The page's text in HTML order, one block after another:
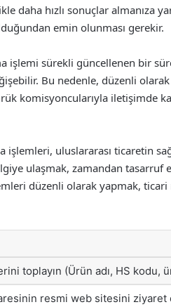
daha hızlı sonuçlar almanıza
emin olunması gerekir.
işlemi sürekli güncellenen bir
Bu nedenle, düzenli
komisyoncularıyla iletişimde
uluslararası ticaretin
ulaşmak, zamandan tasarruf
düzenli olarak yapmak,
toplayın (Ürün adı, HS kodu,
resmi web sitesini ziyaret